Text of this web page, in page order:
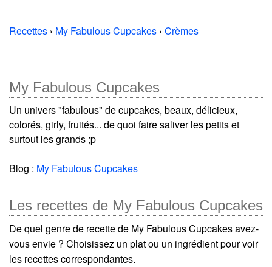
Recettes › My Fabulous Cupcakes › Crèmes
My Fabulous Cupcakes
Un univers "fabulous" de cupcakes, beaux, délicieux,
colorés, girly, fruités... de quoi faire saliver les petits et
surtout les grands ;p
Blog : My Fabulous Cupcakes
Les recettes de My Fabulous Cupcakes
De quel genre de recette de My Fabulous Cupcakes avez-
vous envie ? Choisissez un plat ou un ingrédient pour voir
les recettes correspondantes.